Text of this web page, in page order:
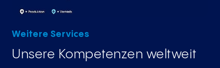
Weitere Services
Unsere Kompetenzen weltweit